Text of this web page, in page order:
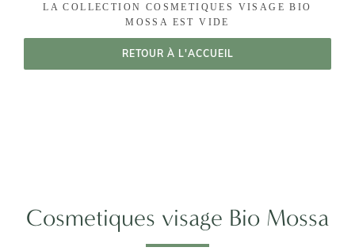
Cosmetiques visage Bio Mossa
LA COLLECTION COSMETIQUES VISAGE BIO
MOSSA EST VIDE
RETOUR À L'ACCUEIL